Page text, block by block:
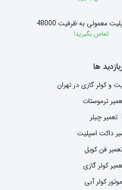
معمولی به ظرفیت 48000
تماس بگیرید!
ها
و کولر گازی در تهران
ترموستات
تعمیر چیلر
داکت اسپلیت
فن کویل
کولر گازی
موتور کولر آبی